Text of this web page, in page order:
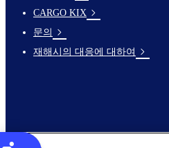
footer-
links-
en-
CARGO KIX
문의
재해시의 대응에 대하여